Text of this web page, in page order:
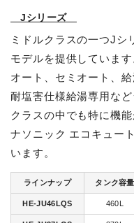
Jシリーズ
ミドルクラスの一つJシ
モデルを提供していま
オート、セミオート、
耐塩害仕様給湯専用な
クラスの中でも特に機
ナソニック エコキュー
います。
ラインナップ タンク容量
HE-JU46LQS 460L